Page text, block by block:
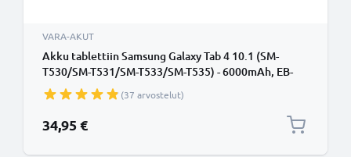
VARA-AKUT
Akku tablettiin Samsung Galaxy Tab 4 10.1 (SM-
T530/SM-T531/SM-T533/SM-T535) - 6000mAh, EB-
BT530FBU vaihtoakku + Työkalusarja 17 osaa
(37 arvostelut)
34,95 €